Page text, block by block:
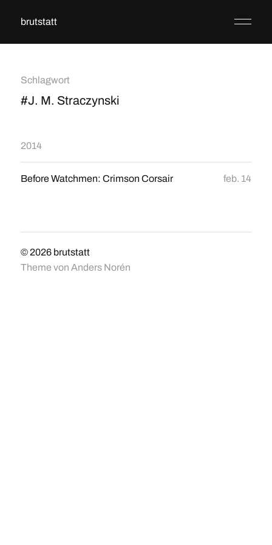
brutstatt
Schlagwort
#J. M. Straczynski
2014
Before Watchmen: Crimson Corsair feb. 14
© 2026 brutstatt
Theme von Anders Norén